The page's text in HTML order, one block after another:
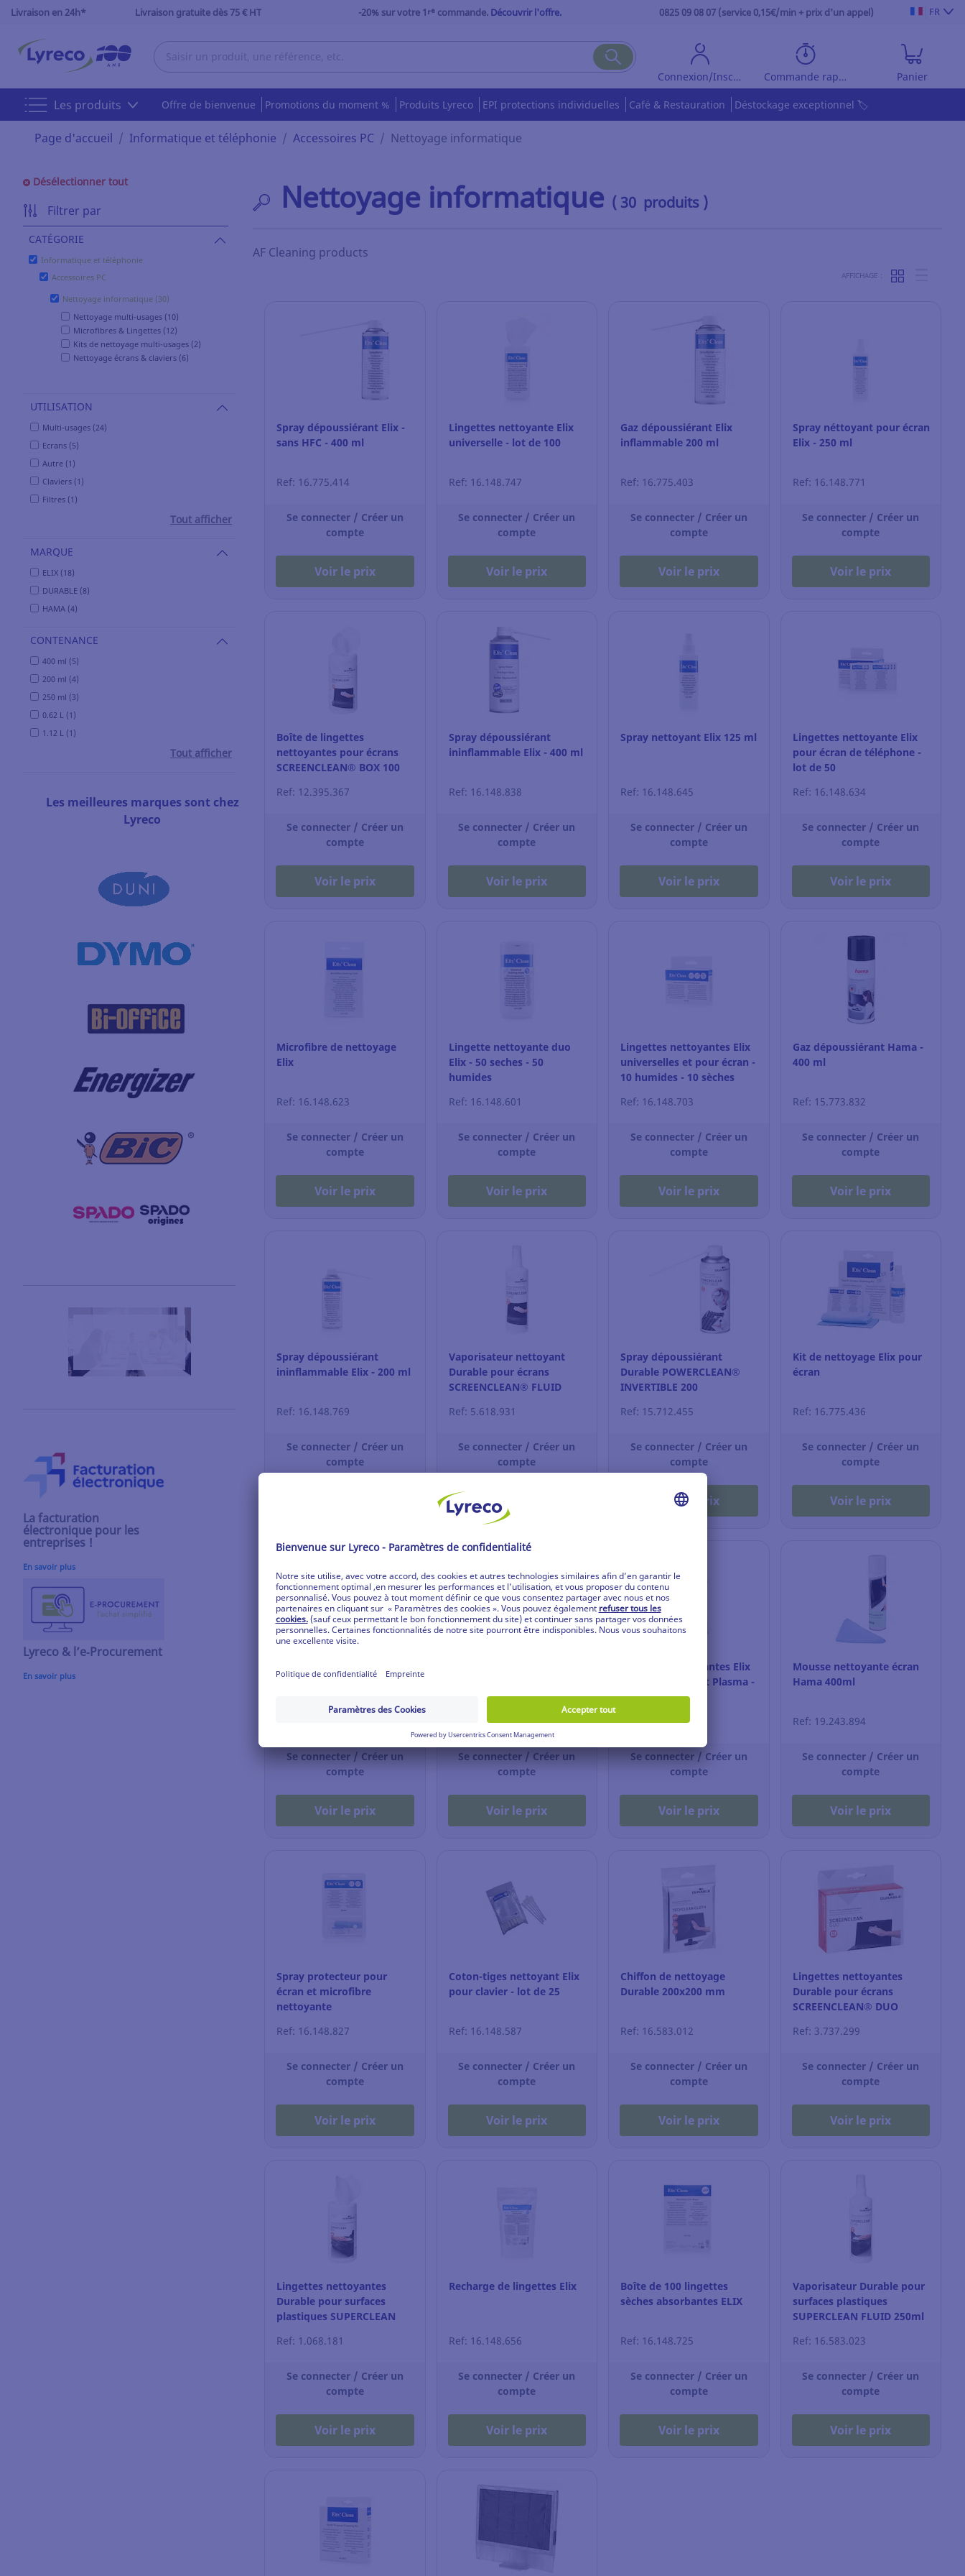
Livraison en 24h* Livraison gratuite dès 75 € HT -20% sur votre 1ʳᵉ commande. Découvrir l'offre. 0825 09 08 07 (service 0,15€/min + prix d'un appel) FR
Connexion/Inscription Commande rapide Panier
Les produits Offre de bienvenue Promotions du moment % Produits Lyreco EPI protections individuelles Café & Restauration Déstockage exceptionnel 🏷️
Page d'accueil Informatique et téléphonie Accessoires PC Nettoyage informatique
Désélectionner tout
Filtrer par
CATÉGORIE
Informatique et téléphonie
Accessoires PC
Nettoyage informatique (30)
Nettoyage multi-usages (10)
Microfibres & Lingettes (12)
Kits de nettoyage multi-usages (2)
Nettoyage écrans & claviers (6)
UTILISATION
Multi-usages (24)
Ecrans (5)
Autre (1)
Claviers (1)
Filtres (1)
Tout afficher
MARQUE
ELIX (18)
DURABLE (8)
HAMA (4)
CONTENANCE
400 ml (5)
200 ml (4)
250 ml (3)
0.62 L (1)
1.12 L (1)
Tout afficher
Les meilleures marques sont chez
Lyreco
La facturation
électronique pour les
entreprises !
En savoir plus
Lyreco & l’e‑Procurement
En savoir plus
Nettoyage informatique ( 30 produits )
AF Cleaning products
AFFICHAGE :
Spray dépoussiérant Elix -
sans HFC - 400 ml
Ref: 16.775.414
Se connecter / Créer un
compte
Voir le prix
Lingettes nettoyante Elix
universelle - lot de 100
Ref: 16.148.747
Se connecter / Créer un
compte
Voir le prix
Gaz dépoussiérant Elix
inflammable 200 ml
Ref: 16.775.403
Se connecter / Créer un
compte
Voir le prix
Spray néttoyant pour écran
Elix - 250 ml
Ref: 16.148.771
Se connecter / Créer un
compte
Voir le prix
Boîte de lingettes
nettoyantes pour écrans
SCREENCLEAN® BOX 100
Ref: 12.395.367
Se connecter / Créer un
compte
Voir le prix
Spray dépoussiérant
ininflammable Elix - 400 ml
Ref: 16.148.838
Se connecter / Créer un
compte
Voir le prix
Spray nettoyant Elix 125 ml
Ref: 16.148.645
Se connecter / Créer un
compte
Voir le prix
Lingettes nettoyante Elix
pour écran de téléphone -
lot de 50
Ref: 16.148.634
Se connecter / Créer un
compte
Voir le prix
Microfibre de nettoyage
Elix
Ref: 16.148.623
Se connecter / Créer un
compte
Voir le prix
Lingette nettoyante duo
Elix - 50 seches - 50
humides
Ref: 16.148.601
Se connecter / Créer un
compte
Voir le prix
Lingettes nettoyantes Elix
universelles et pour écran -
10 humides - 10 sèches
Ref: 16.148.703
Se connecter / Créer un
compte
Voir le prix
Gaz dépoussiérant Hama -
400 ml
Ref: 15.773.832
Se connecter / Créer un
compte
Voir le prix
Spray dépoussiérant
ininflammable Elix - 200 ml
Ref: 16.148.769
Se connecter / Créer un
compte
Vaporisateur nettoyant
Durable pour écrans
SCREENCLEAN® FLUID
Ref: 5.618.931
Se connecter / Créer un
compte
Voir le prix
Spray dépoussiérant
Durable POWERCLEAN®
INVERTIBLE 200
Ref: 15.712.455
Se connecter / Créer un
compte
Voir le prix
Kit de nettoyage Elix pour
écran
Ref: 16.775.436
Se connecter / Créer un
compte
Voir le prix
Durable POWERCLEAN®
Se connecter / Créer un
compte
Voir le prix
Ref: 19.243.906
Se connecter / Créer un
compte
Voir le prix
Lingettes nettoyantes Elix
pour écran LCD et Plasma -
boîte de 5
Ref: 16.148.689
Se connecter / Créer un
compte
Voir le prix
Mousse nettoyante écran
Hama 400ml
Ref: 19.243.894
Se connecter / Créer un
compte
Voir le prix
Spray protecteur pour
écran et microfibre
nettoyante
Ref: 16.148.827
Se connecter / Créer un
compte
Voir le prix
Coton-tiges nettoyant Elix
pour clavier - lot de 25
Ref: 16.148.587
Se connecter / Créer un
compte
Voir le prix
Chiffon de nettoyage
Durable 200x200 mm
Ref: 16.583.012
Se connecter / Créer un
compte
Voir le prix
Lingettes nettoyantes
Durable pour écrans
SCREENCLEAN® DUO
Ref: 3.737.299
Se connecter / Créer un
compte
Voir le prix
Lingettes nettoyantes
Durable pour surfaces
plastiques SUPERCLEAN
Ref: 1.068.181
Se connecter / Créer un
compte
Voir le prix
Recharge de lingettes Elix
Ref: 16.148.656
Se connecter / Créer un
compte
Voir le prix
Boîte de 100 lingettes
sèches absorbantes ELIX
Ref: 16.148.725
Se connecter / Créer un
compte
Voir le prix
Vaporisateur Durable pour
surfaces plastiques
SUPERCLEAN FLUID 250ml
Ref: 16.583.023
Se connecter / Créer un
compte
Voir le prix